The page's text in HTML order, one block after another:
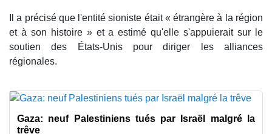
Il a précisé que l'entité sioniste était « étrangère à la région
et à son histoire » et a estimé qu'elle s'appuierait sur le
soutien des États-Unis pour diriger les alliances
régionales.
Gaza: neuf Palestiniens tués par Israël malgré la
trêve